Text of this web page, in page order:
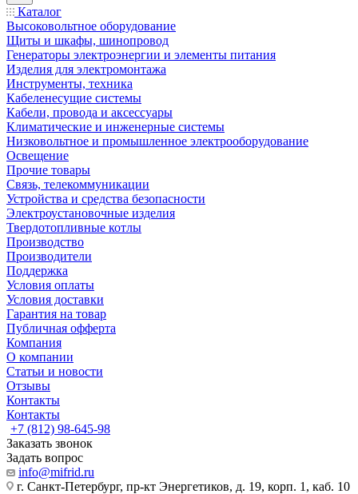
Каталог
Высоковольтное оборудование
Щиты и шкафы, шинопровод
Генераторы электроэнергии и элементы питания
Изделия для электромонтажа
Инструменты, техника
Кабеленесущие системы
Кабели, провода и аксессуары
Климатические и инженерные системы
Низковольтное и промышленное электрооборудование
Освещение
Прочие товары
Связь, телекоммуникации
Устройства и средства безопасности
Электроустановочные изделия
Твердотопливные котлы
Производство
Производители
Поддержка
Условия оплаты
Условия доставки
Гарантия на товар
Публичная офферта
Компания
О компании
Статьи и новости
Отзывы
Контакты
Контакты
+7 (812) 98-645-98
Заказать звонок
Задать вопрос
info@mifrid.ru
г. Санкт-Петербург, пр-кт Энергетиков, д. 19, корп. 1, каб. 10